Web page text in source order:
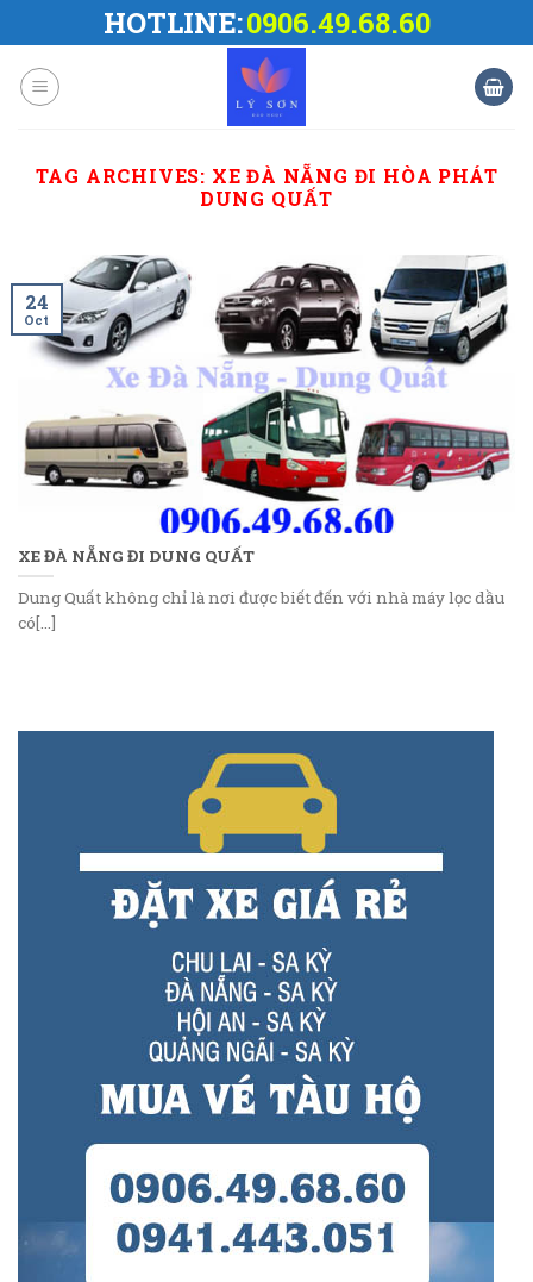
to
content
HOTLINE:0906.49.68.60
TAG ARCHIVES: XE ĐÀ NẴNG ĐI HÒA PHÁT
DUNG QUẤT
XE ĐÀ NẴNG ĐI DUNG QUẤT
Dung Quất không chỉ là nơi được biết đến với nhà máy lọc dầu
có[...]
24
Oct